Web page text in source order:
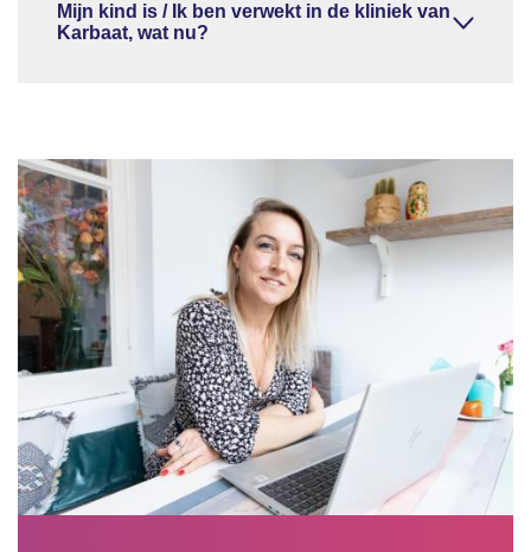
Mijn kind is / Ik ben verwekt in de kliniek van
Karbaat, wat nu?
Afbeelding